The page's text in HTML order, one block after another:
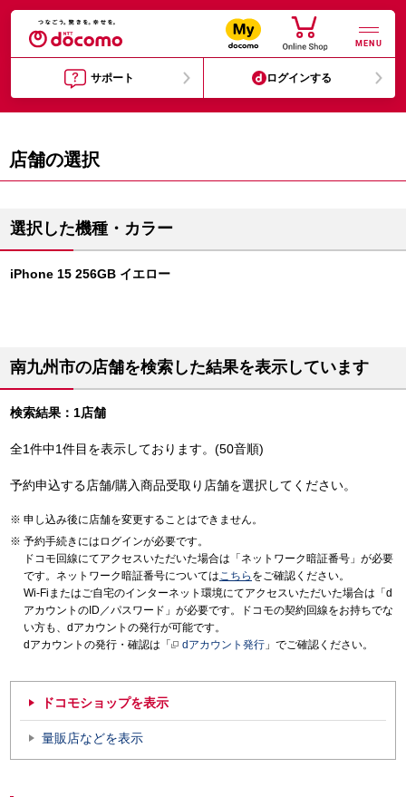
MENU
サポート ログインする
店舗の選択
選択した機種・カラー
iPhone 15 256GB イエロー
南九州市の店舗を検索した結果を表示しています
検索結果：1店舗
全1件中1件目を表示しております。(50音順)
予約申込する店舗/購入商品受取り店舗を選択してください。
申し込み後に店舗を変更することはできません。
予約手続きにはログインが必要です。
ドコモ回線にてアクセスいただいた場合は「ネットワーク暗証番号」が必要
です。ネットワーク暗証番号についてはこちら をご確認ください。
Wi-Fiまたはご自宅のインターネット環境にてアクセスいただいた場合は「d
アカウントのID／パスワード」が必要です。ドコモの契約回線をお持ちでな
い方も、dアカウントの発行が可能です。
dアカウントの発行・確認は「
dアカウント発行 」でご確認ください。
ドコモショップを表示
量販店などを表示